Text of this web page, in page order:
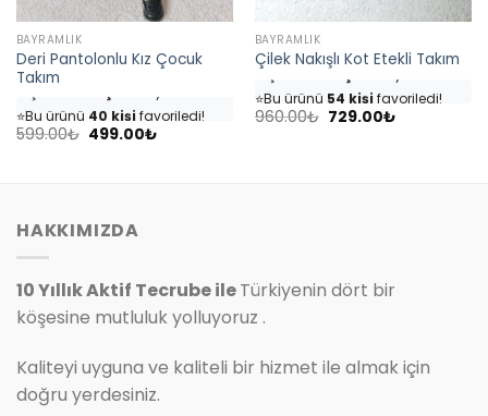
BAYRAMLIK
Deri Pantolonlu Kız Çocuk
Takım
👀Şu an
⭐️Bu ürünü 40 kişi favoriledi!
🛒18 kişisepetine ekledi!
599.00₺ Orijinal
499.00₺Şu
BAYRAMLIK
Çilek Nakışlı Kot Etekli Takım
👀Şu an46 kişiinceliyor!
⭐️Bu ürünü 54 kişi favoriledi!
🛒25 kişisepetine ekledi!
960.00₺ Orijinal
729.00₺Şu
HAKKIMIZDA
10 Yıllık Aktif Tecrube ileTürkiyenin dört bir
köşesine mutluluk yolluyoruz .
Kaliteyi uyguna ve kaliteli bir hizmet ile almak için
doğru yerdesiniz.